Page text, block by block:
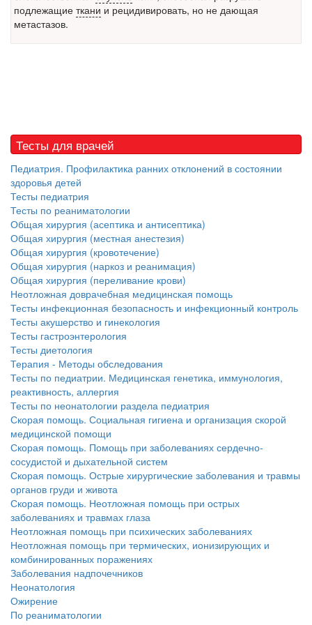
встрече с журналистами ведущих...
острой кардиотоксичности и
Закон о праве родителей находиться с детьми в
реанимации внесен в Госдуму
Соответствующий
палату на
рассмотрение. Суть его
заключается в
нахождении одного из
бесплатно, в течении всего срока лечения...
подлежащие ткани и рецидивировать, но не дающая
метастазов.
Тесты для врачей
Педиатрия. Профилактика ранних отклонений в состоянии
здоровья детей
Тесты педиатрия
Тесты по реаниматологии
Общая хирургия (асептика и антисептика)
Общая хирургия (местная анестезия)
Общая хирургия (кровотечение)
Общая хирургия (наркоз и реанимация)
Общая хирургия (переливание крови)
Неотложная доврачебная медицинская помощь
Тесты инфекционная безопасность и инфекционный контроль
Тесты акушерство и гинекология
Тесты гастроэнтерология
Тесты диетология
Терапия - Методы обследования
Тесты по педиатрии. Медицинская генетика, иммунология,
реактивность, аллергия
Тесты по неонатологии раздела педиатрия
Скорая помощь. Социальная гигиена и организация скорой
медицинской помощи
Скорая помощь. Помощь при заболеваниях сердечно-
сосудистой и дыхательной систем
Скорая помощь. Острые хирургические заболевания и травмы
органов груди и живота
Скорая помощь. Неотложная помощь при острых
заболеваниях и травмах глаза
Неотложная помощь при психических заболеваниях
Неотложная помощь при термических, ионизирующих и
комбинированных поражениях
Заболевания надпочечников
Неонатология
Ожирение
По реаниматологии